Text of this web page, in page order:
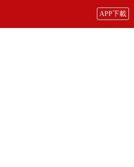
APP下載